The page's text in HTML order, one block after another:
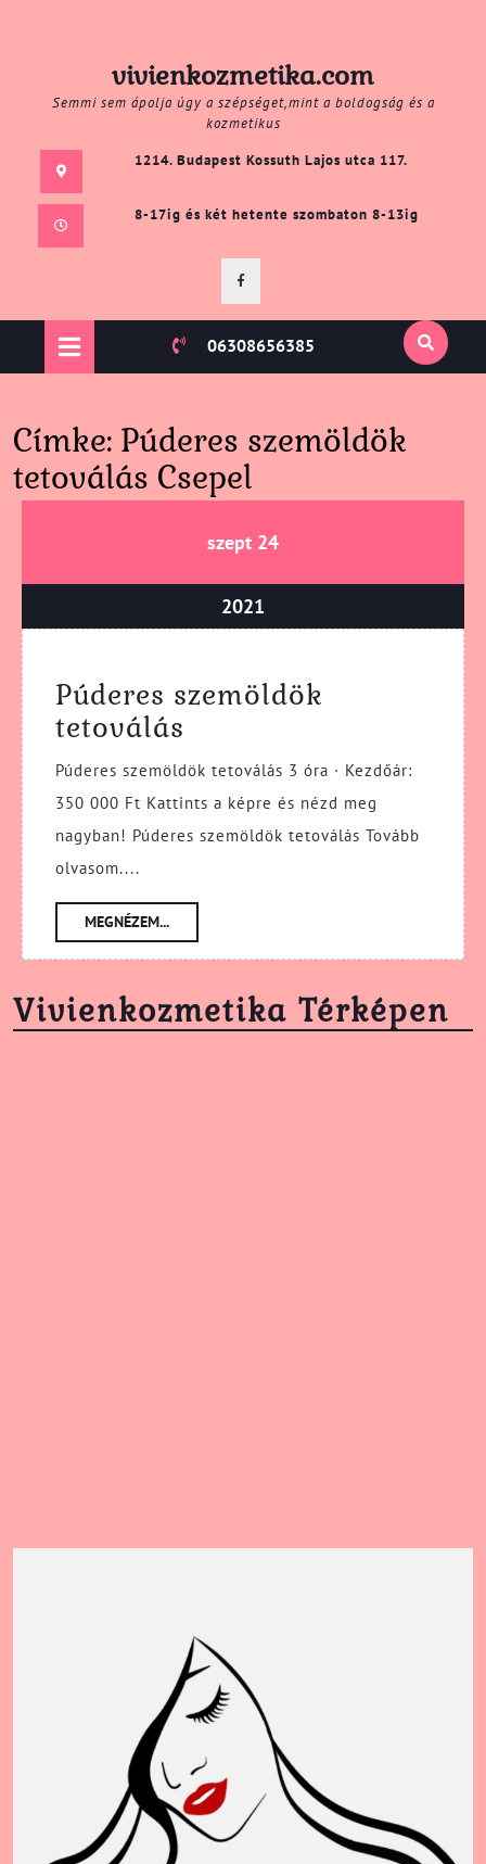
vivienkozmetika.com
Semmi sem ápolja úgy a szépséget,mint a boldogság és a
kozmetikus
1214. Budapest Kossuth Lajos utca 117.
8-17ig és két hetente szombaton 8-13ig
06308656385
Címke: Púderes szemöldök
tetoválás Csepel
szeptszeptember
2021
24szeptember
2021
24,
Púderes szemöldök
tetoválás
szemöldök
tetoválás
Púderes szemöldök tetoválás 3 óra · Kezdőár:
350 000 Ft Kattints a képre és nézd meg
nagyban! Púderes szemöldök tetoválás Tovább
olvasom....
MEGNÉZEM...MEGNÉZEM...
Vivienkozmetika Térképen